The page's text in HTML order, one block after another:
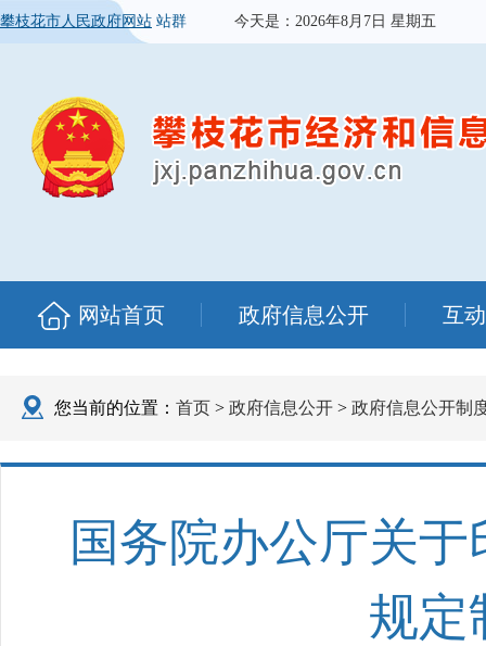
攀枝花市人民政府网站 站群 今天是： 2026年8月7日 星期五
网站首页 政府信息公开 互
您当前的位置： 首页 > 政府信息公开 > 政府信息公开制
国务院办公厅关
规定